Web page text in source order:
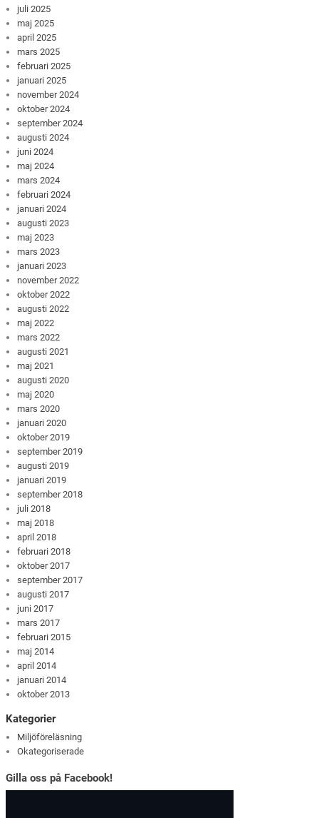
juli 2025
maj 2025
april 2025
mars 2025
februari 2025
januari 2025
november 2024
oktober 2024
september 2024
augusti 2024
juni 2024
maj 2024
mars 2024
februari 2024
januari 2024
augusti 2023
maj 2023
mars 2023
januari 2023
november 2022
oktober 2022
augusti 2022
maj 2022
mars 2022
augusti 2021
maj 2021
augusti 2020
maj 2020
mars 2020
januari 2020
oktober 2019
september 2019
augusti 2019
januari 2019
september 2018
juli 2018
maj 2018
april 2018
februari 2018
oktober 2017
september 2017
augusti 2017
juni 2017
mars 2017
februari 2015
maj 2014
april 2014
januari 2014
oktober 2013
Kategorier
Miljöföreläsning
Okategoriserade
Gilla oss på Facebook!